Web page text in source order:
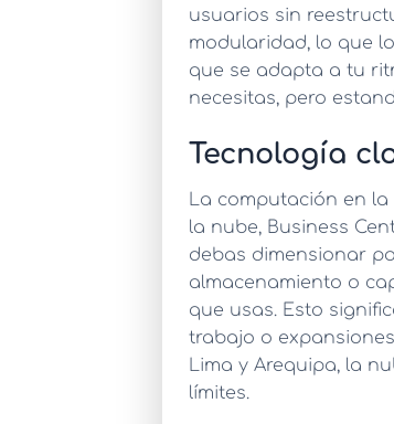
usuarios sin
modularidad, lo que
que se adapta a tu
necesitas, pero
Tecnología
La computación en la
la nube, Business
debas dimensionar
almacenamiento o
que usas. Esto
trabajo o
Lima y Arequipa, la
límites.